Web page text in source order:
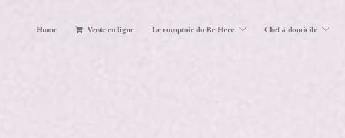
Home Vente en ligne Le comptoir du Be-Here Chef à domicile